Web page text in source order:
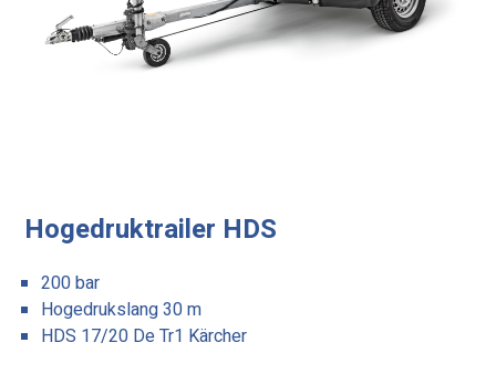
Hogedruktrailer HDS
200 bar
Hogedrukslang 30 m
HDS 17/20 De Tr1 Kärcher